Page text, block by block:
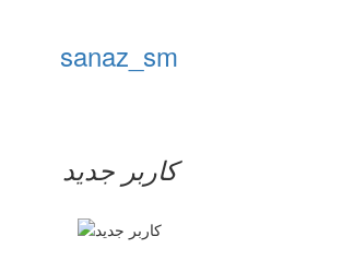
sanaz_sm
کاربر جدید